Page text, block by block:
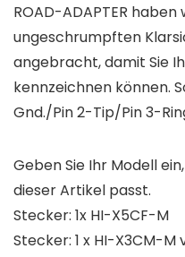
ROAD-ADAPTER
ungeschrumpften
angebracht, damit Sie
kennzeichnen können.
Gnd./Pin 2-Tip/Pin 3-
Geben Sie Ihr Modell
dieser Artikel passt.
Stecker: 1x HI-X5CF-M
Stecker: 1 x HI-X3CM-